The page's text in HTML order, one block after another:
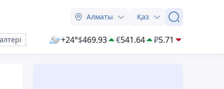
Алматы Қаз
+24°$469.93 €541.64 ₽5.71